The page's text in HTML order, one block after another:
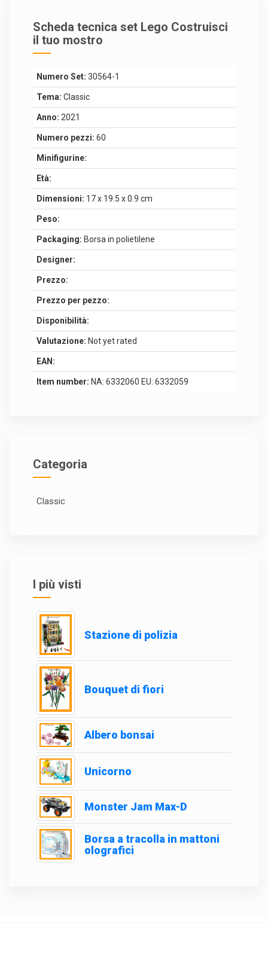
Scheda tecnica set Lego Costruisci
il tuo mostro
Numero Set: 30564-1
Tema: Classic
Anno: 2021
Numero pezzi: 60
Minifigurine:
Età:
Dimensioni: 17 x 19.5 x 0.9 cm
Peso:
Packaging: Borsa in polietilene
Designer:
Prezzo:
Prezzo per pezzo:
Disponibilità:
Valutazione: Not yet rated
EAN:
Item number: NA: 6332060 EU: 6332059
Categoria
Classic
I più visti
Stazione di polizia
Bouquet di fiori
Albero bonsai
Unicorno
Monster Jam Max-D
Borsa a tracolla in mattoni
olografici